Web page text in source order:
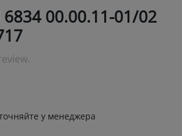
00.00.11-01/02
у менеджера